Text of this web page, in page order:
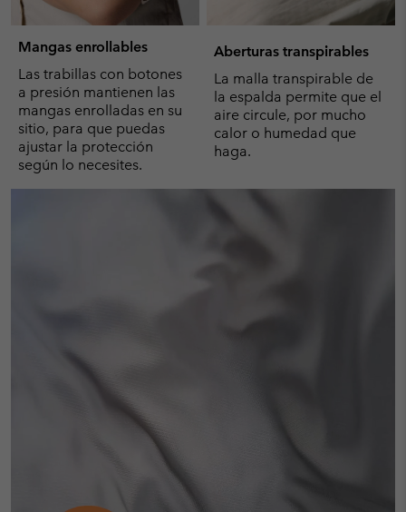
Mangas enrollables
Las trabillas con botones
a presión mantienen las
mangas enrolladas en su
sitio, para que puedas
ajustar la protección
según lo necesites.
Aberturas transpirables
La malla transpirable de
la espalda permite que el
aire circule, por mucho
calor o humedad que
haga.